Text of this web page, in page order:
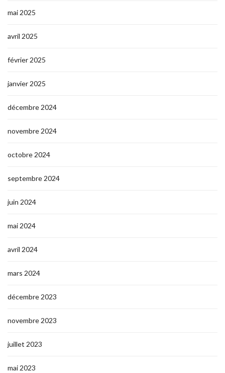
mai 2025
avril 2025
février 2025
janvier 2025
décembre 2024
novembre 2024
octobre 2024
septembre 2024
juin 2024
mai 2024
avril 2024
mars 2024
décembre 2023
novembre 2023
juillet 2023
mai 2023